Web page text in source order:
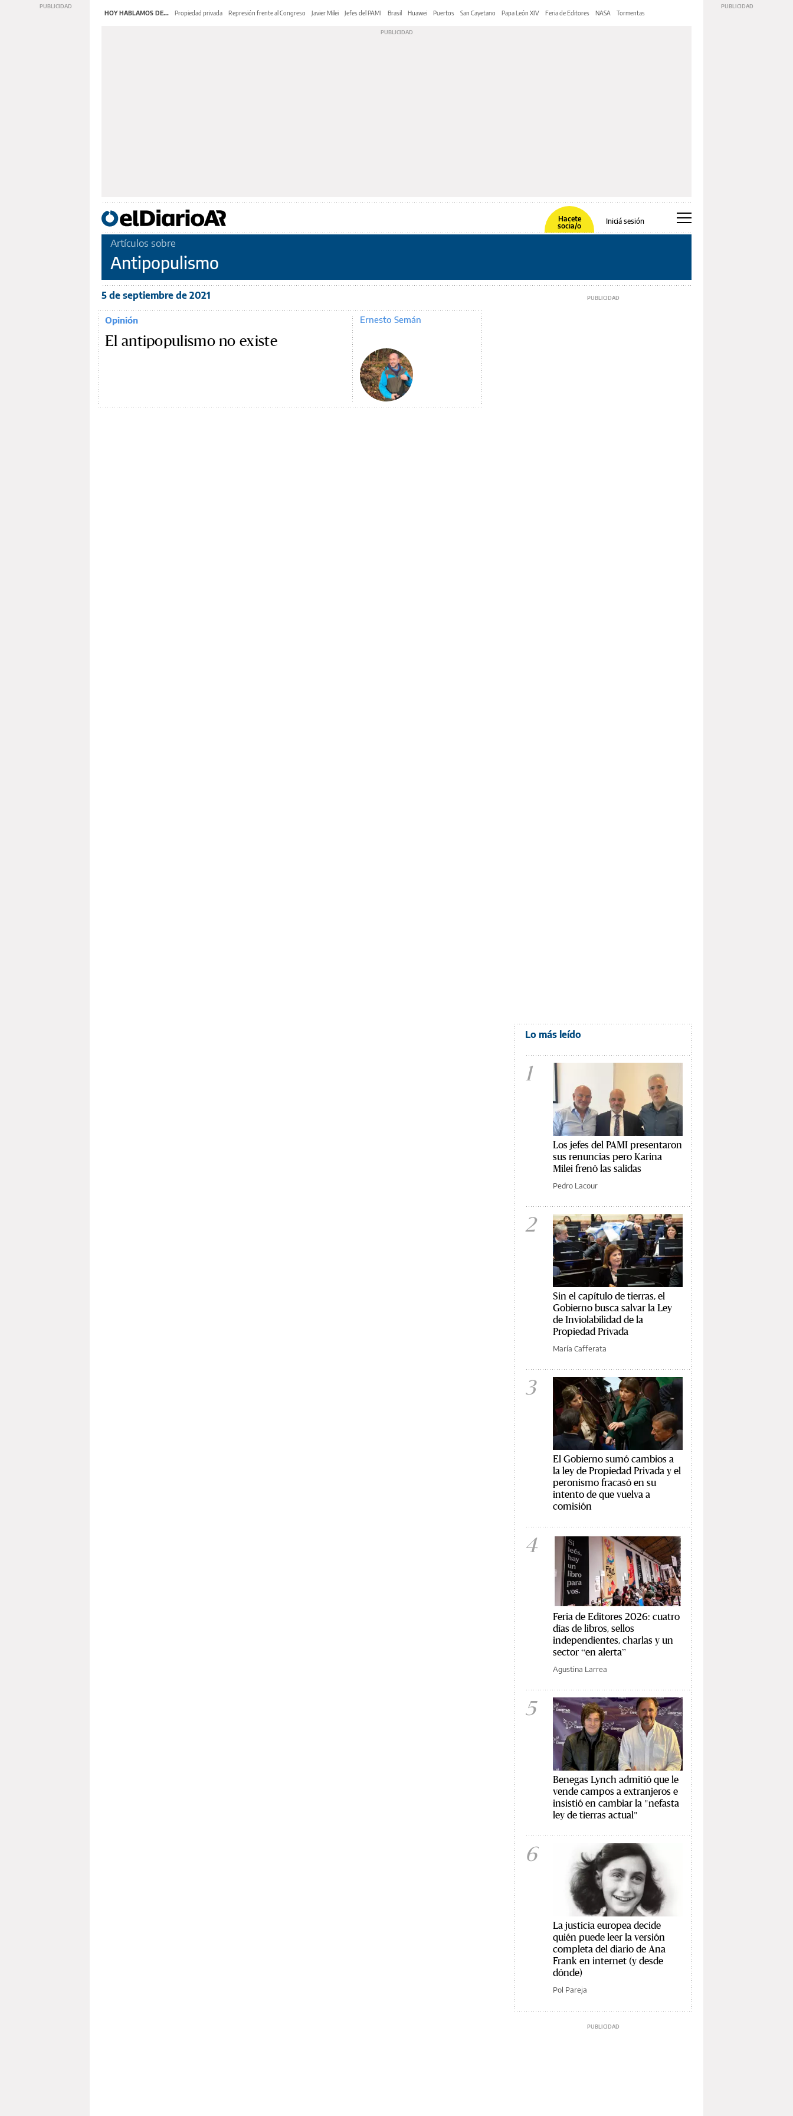
HOY HABLAMOS DE... Propiedad privada Represión frente al Congreso Javier Milei Jefes del PAMI Brasil Huawei Puertos San Cayetano Papa León XIV Feria de Editores NASA Tormentas
Hacete
socia/o
Iniciá sesión
Artículos sobre
Antipopulismo
5 de septiembre de 2021
Opinión
El antipopulismo no existe
Ernesto Semán
Lo más leído
1
Los jefes del PAMI presentaron
sus renuncias pero Karina
Milei frenó las salidas
Pedro Lacour
2
Sin el capítulo de tierras, el
Gobierno busca salvar la Ley
de Inviolabilidad de la
Propiedad Privada
María Cafferata
3
El Gobierno sumó cambios a
la ley de Propiedad Privada y el
peronismo fracasó en su
intento de que vuelva a
comisión
4
Feria de Editores 2026: cuatro
días de libros, sellos
independientes, charlas y un
sector “en alerta”
Agustina Larrea
5
Benegas Lynch admitió que le
vende campos a extranjeros e
insistió en cambiar la "nefasta
ley de tierras actual"
6
La justicia europea decide
quién puede leer la versión
completa del diario de Ana
Frank en internet (y desde
dónde)
Pol Pareja